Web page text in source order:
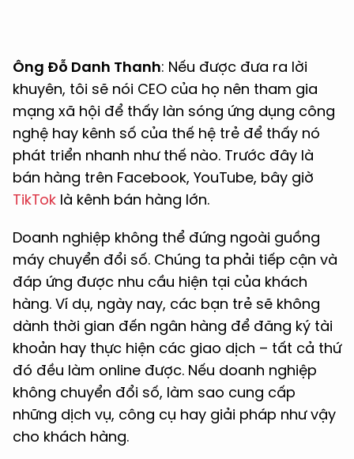
Ông Đỗ Danh Thanh: Nếu được đưa ra lời
khuyên, tôi sẽ nói CEO của họ nên tham gia
mạng xã hội để thấy làn sóng ứng dụng công
nghệ hay kênh số của thế hệ trẻ để thấy nó
phát triển nhanh như thế nào. Trước đây là
bán hàng trên Facebook, YouTube, bây giờ
TikTok là kênh bán hàng lớn.
Doanh nghiệp không thể đứng ngoài guồng
máy chuyển đổi số. Chúng ta phải tiếp cận và
đáp ứng được nhu cầu hiện tại của khách
hàng. Ví dụ, ngày nay, các bạn trẻ sẽ không
dành thời gian đến ngân hàng để đăng ký tài
khoản hay thực hiện các giao dịch – tất cả thứ
đó đều làm online được. Nếu doanh nghiệp
không chuyển đổi số, làm sao cung cấp
những dịch vụ, công cụ hay giải pháp như vậy
cho khách hàng.